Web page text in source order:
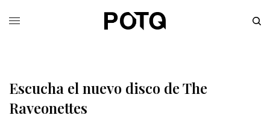
Escucha el nuevo disco de The
Raveonettes